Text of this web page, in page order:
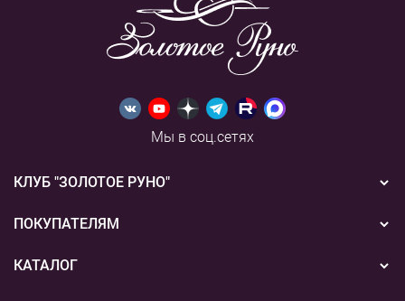
Мы в соц.сетях
КЛУБ "ЗОЛОТОЕ РУНО"
Новости
Акции
ПОКУПАТЕЛЯМ
Бонусная система
КАТАЛОГ